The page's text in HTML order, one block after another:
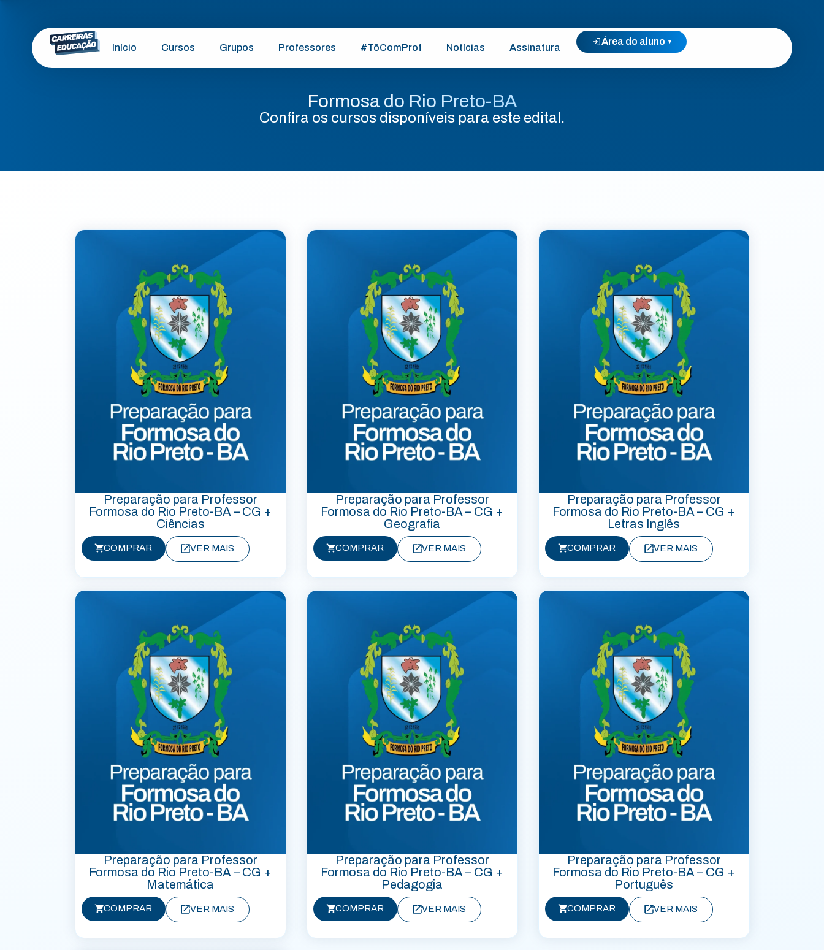
Início Cursos Grupos Professores #TôComProf Notícias Assinatura
Área do aluno ▾
Formosa do Rio Preto-BA
Confira os cursos disponíveis para este edital.
Preparação para Professor
Formosa do Rio Preto-BA – CG +
Ciências
COMPRAR VER MAIS
Preparação para Professor
Formosa do Rio Preto-BA – CG +
Geografia
COMPRAR VER MAIS
Preparação para Professor
Formosa do Rio Preto-BA – CG +
Letras Inglês
COMPRAR VER MAIS
Preparação para Professor
Formosa do Rio Preto-BA – CG +
Matemática
COMPRAR VER MAIS
Preparação para Professor
Formosa do Rio Preto-BA – CG +
Pedagogia
COMPRAR VER MAIS
Preparação para Professor
Formosa do Rio Preto-BA – CG +
Português
COMPRAR VER MAIS